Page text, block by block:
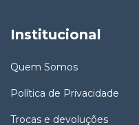
Institucional
Quem Somos
Política de Privacidade
Trocas e devoluções